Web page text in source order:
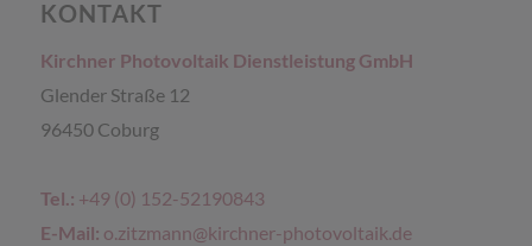
KONTAKT
Kirchner Photovoltaik Dienstleistung GmbH
Glender Straße 12
96450 Coburg
Tel.: +49 (0) 152-52190843
E-Mail: o.zitzmann@kirchner-photovoltaik.de